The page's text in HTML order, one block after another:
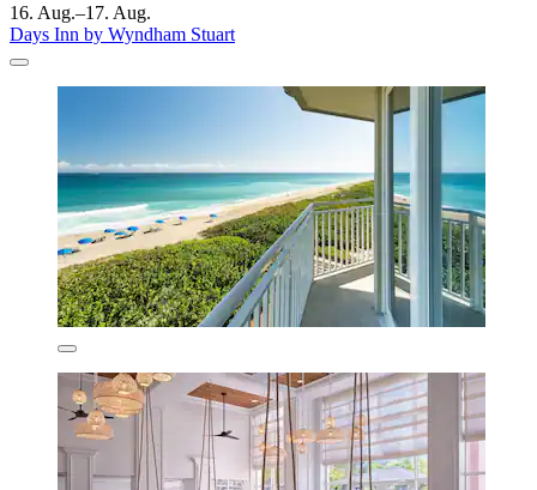
16. Aug.–17. Aug.
Days Inn by Wyndham Stuart